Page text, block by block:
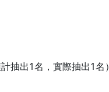
抽出1名，實際抽出1名）